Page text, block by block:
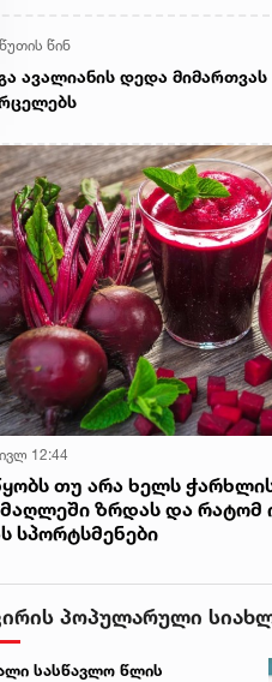
იმყოფებიან
წინ
ავალიანის დედა მიმართვას
12:44
თუ არა ხელს
ზრდას და რატომ
სპორტსმენები
პოპულარული
სასწავლო წლის